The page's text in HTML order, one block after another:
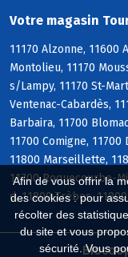
Afin de vous offrir la
des cookies : pour
récolter des
du site et vous
sécurité. Vous
Votre magasin
11170 Alzonne, 11600
Montolieu, 11170
s/Lampy, 11170 St-
Ventenac-Cabardès,
Barbaira, 11700
11700 Comigne,
11800 Marseillette,
11700 Roquecourbe-
d, 11800 Trèbes,